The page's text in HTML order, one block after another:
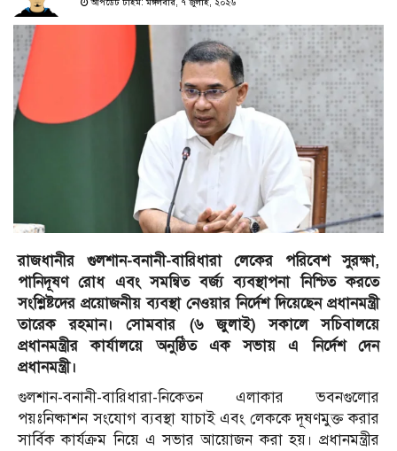
আপডেট টাইম: মঙ্গলবার, ৭ জুলাই, ২০২৬
রাজধানীর গুলশান-বনানী-বারিধারা লেকের পরিবেশ সুরক্ষা,
পানিদূষণ রোধ এবং সমন্বিত বর্জ্য ব্যবস্থাপনা নিশ্চিত করতে
সংশ্লিষ্টদের প্রয়োজনীয় ব্যবস্থা নেওয়ার নির্দেশ দিয়েছেন প্রধানমন্ত্রী
তারেক রহমান। সোমবার (৬ জুলাই) সকালে সচিবালয়ে
প্রধানমন্ত্রীর কার্যালয়ে অনুষ্ঠিত এক সভায় এ নির্দেশ দেন
প্রধানমন্ত্রী।
গুলশান-বনানী-বারিধারা-নিকেতন এলাকার ভবনগুলোর
পয়ঃনিষ্কাশন সংযোগ ব্যবস্থা যাচাই এবং লেককে দূষণমুক্ত করার
সার্বিক কার্যক্রম নিয়ে এ সভার আয়োজন করা হয়। প্রধানমন্ত্রীর